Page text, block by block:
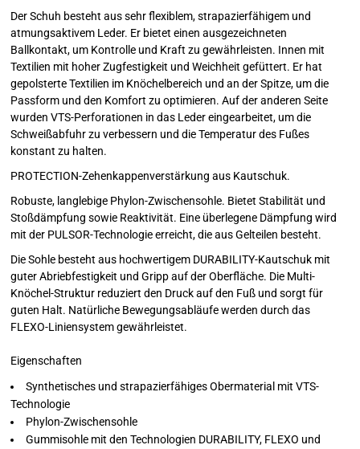
Der Schuh besteht aus sehr flexiblem, strapazierfähigem und
atmungsaktivem Leder. Er bietet einen ausgezeichneten
Ballkontakt, um Kontrolle und Kraft zu gewährleisten. Innen mit
Textilien mit hoher Zugfestigkeit und Weichheit gefüttert. Er hat
gepolsterte Textilien im Knöchelbereich und an der Spitze, um die
Passform und den Komfort zu optimieren. Auf der anderen Seite
wurden VTS-Perforationen in das Leder eingearbeitet, um die
Schweißabfuhr zu verbessern und die Temperatur des Fußes
konstant zu halten.
PROTECTION-Zehenkappenverstärkung aus Kautschuk.
Robuste, langlebige Phylon-Zwischensohle. Bietet Stabilität und
Stoßdämpfung sowie Reaktivität. Eine überlegene Dämpfung wird
mit der PULSOR-Technologie erreicht, die aus Gelteilen besteht.
Die Sohle besteht aus hochwertigem DURABILITY-Kautschuk mit
guter Abriebfestigkeit und Gripp auf der Oberfläche. Die Multi-
Knöchel-Struktur reduziert den Druck auf den Fuß und sorgt für
guten Halt. Natürliche Bewegungsabläufe werden durch das
FLEXO-Liniensystem gewährleistet.
Eigenschaften
Synthetisches und strapazierfähiges Obermaterial mit VTS-
Technologie
Phylon-Zwischensohle
Gummisohle mit den Technologien DURABILITY, FLEXO und